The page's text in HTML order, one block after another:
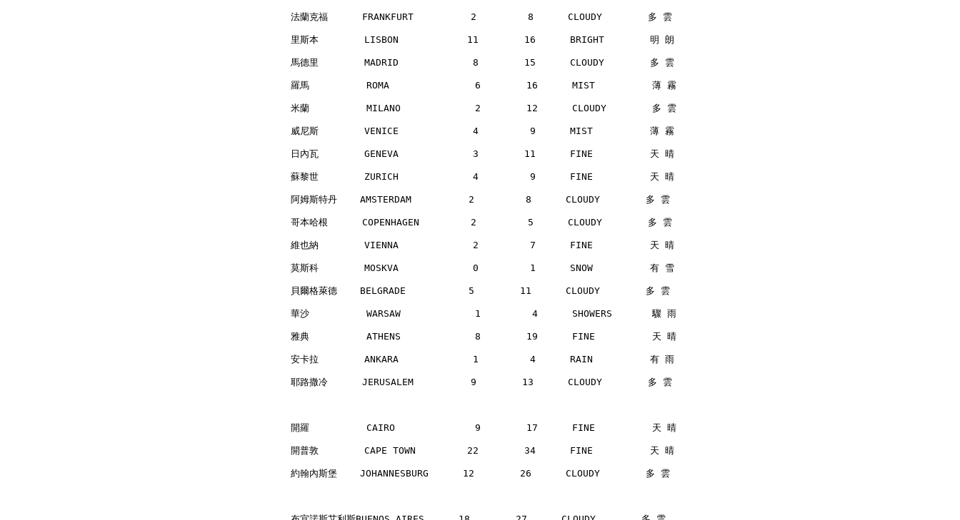
法蘭克福      FRANKFURT          2         8      CLOUDY        多 雲
里斯本        LISBON            11        16      BRIGHT        明 朗
馬德里        MADRID             8        15      CLOUDY        多 雲
羅馬          ROMA               6        16      MIST          薄 霧
米蘭          MILANO             2        12      CLOUDY        多 雲
威尼斯        VENICE             4         9      MIST          薄 霧
日內瓦        GENEVA             3        11      FINE          天 晴
蘇黎世        ZURICH             4         9      FINE          天 晴
阿姆斯特丹    AMSTERDAM          2         8      CLOUDY        多 雲
哥本哈根      COPENHAGEN         2         5      CLOUDY        多 雲
維也納        VIENNA             2         7      FINE          天 晴
莫斯科        MOSKVA             0         1      SNOW          有 雪
貝爾格萊德    BELGRADE           5        11      CLOUDY        多 雲
華沙          WARSAW             1         4      SHOWERS       驟 雨
雅典          ATHENS             8        19      FINE          天 晴
安卡拉        ANKARA             1         4      RAIN          有 雨
耶路撒冷      JERUSALEM          9        13      CLOUDY        多 雲
開羅          CAIRO              9        17      FINE          天 晴
開普敦        CAPE TOWN         22        34      FINE          天 晴
約翰內斯堡    JOHANNESBURG      12        26      CLOUDY        多 雲